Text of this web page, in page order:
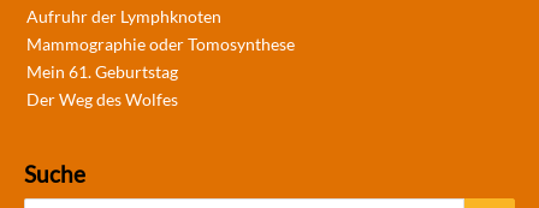
Aufruhr der Lymphknoten
Mammographie oder Tomosynthese
Mein 61. Geburtstag
Der Weg des Wolfes
Suche